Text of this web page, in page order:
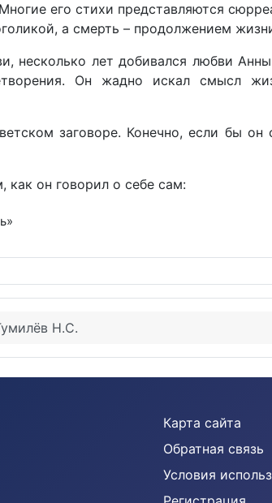
его стихи представляются
а смерть – продолжением
несколько лет добивался любви
Он жадно искал смысл
заговоре. Конечно, если бы
как он говорил о себе сам:
Н.С.
Карта сайта
Обратная связь
Условия